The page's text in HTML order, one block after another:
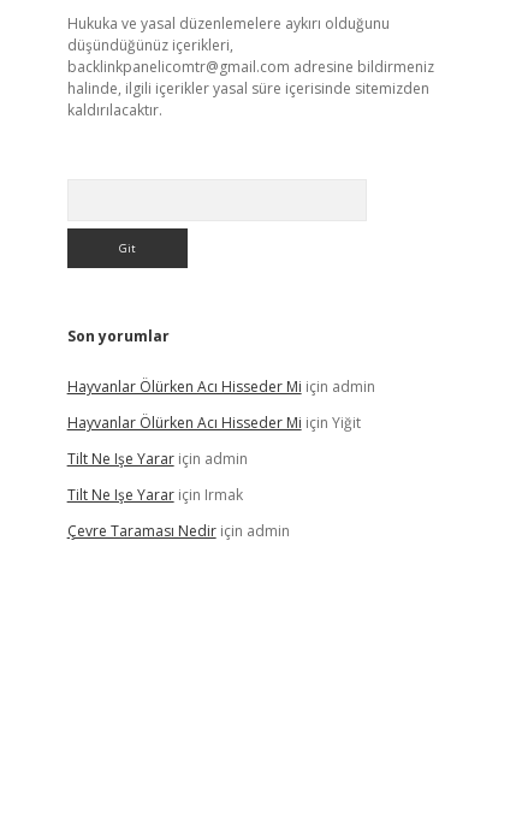
Hukuka ve yasal düzenlemelere aykırı olduğunu
düşündüğünüz içerikleri,
backlinkpanelicomtr@gmail.com adresine bildirmeniz
halinde, ilgili içerikler yasal süre içerisinde sitemizden
kaldırılacaktır.
Son yorumlar
Hayvanlar Ölürken Acı Hisseder Mi için admin
Hayvanlar Ölürken Acı Hisseder Mi için Yiğit
Tilt Ne Işe Yarariçin admin
Tilt Ne Işe Yarariçin Irmak
Çevre Taraması Nediriçin admin